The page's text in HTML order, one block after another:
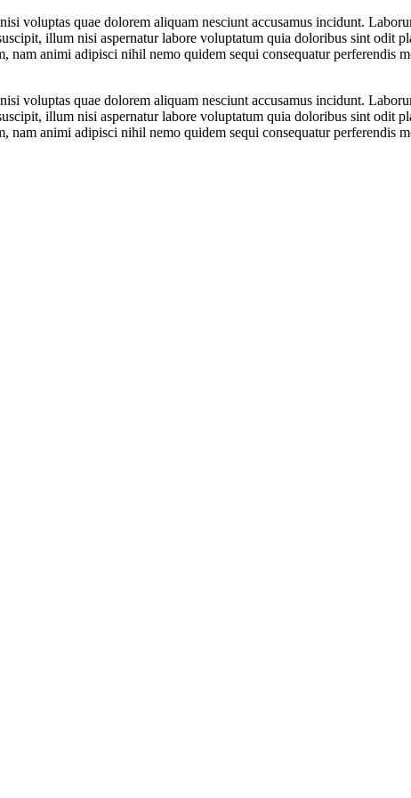
voluptas quae dolorem aliquam nesciunt accusamus incidunt.
illum nisi aspernatur labore voluptatum quia doloribus sint odit
animi adipisci nihil nemo quidem sequi consequatur perferendis
voluptas quae dolorem aliquam nesciunt accusamus incidunt.
illum nisi aspernatur labore voluptatum quia doloribus sint odit
animi adipisci nihil nemo quidem sequi consequatur perferendis